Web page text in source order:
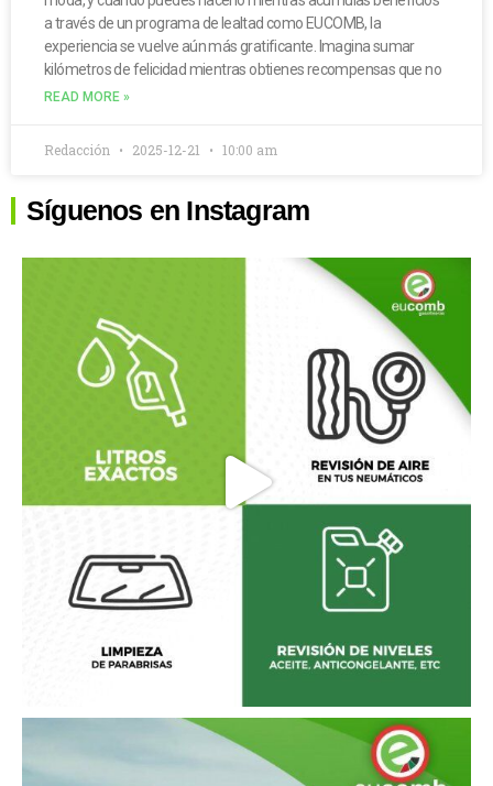
a través de un programa de lealtad como EUCOMB, la
experiencia se vuelve aún más gratificante. Imagina sumar
kilómetros de felicidad mientras obtienes recompensas que no
READ MORE »
Redacción 2025-12-21 10:00 am
Síguenos en Instagram